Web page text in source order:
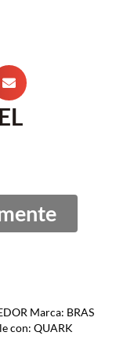
Marca: BRAS
con: QUARK